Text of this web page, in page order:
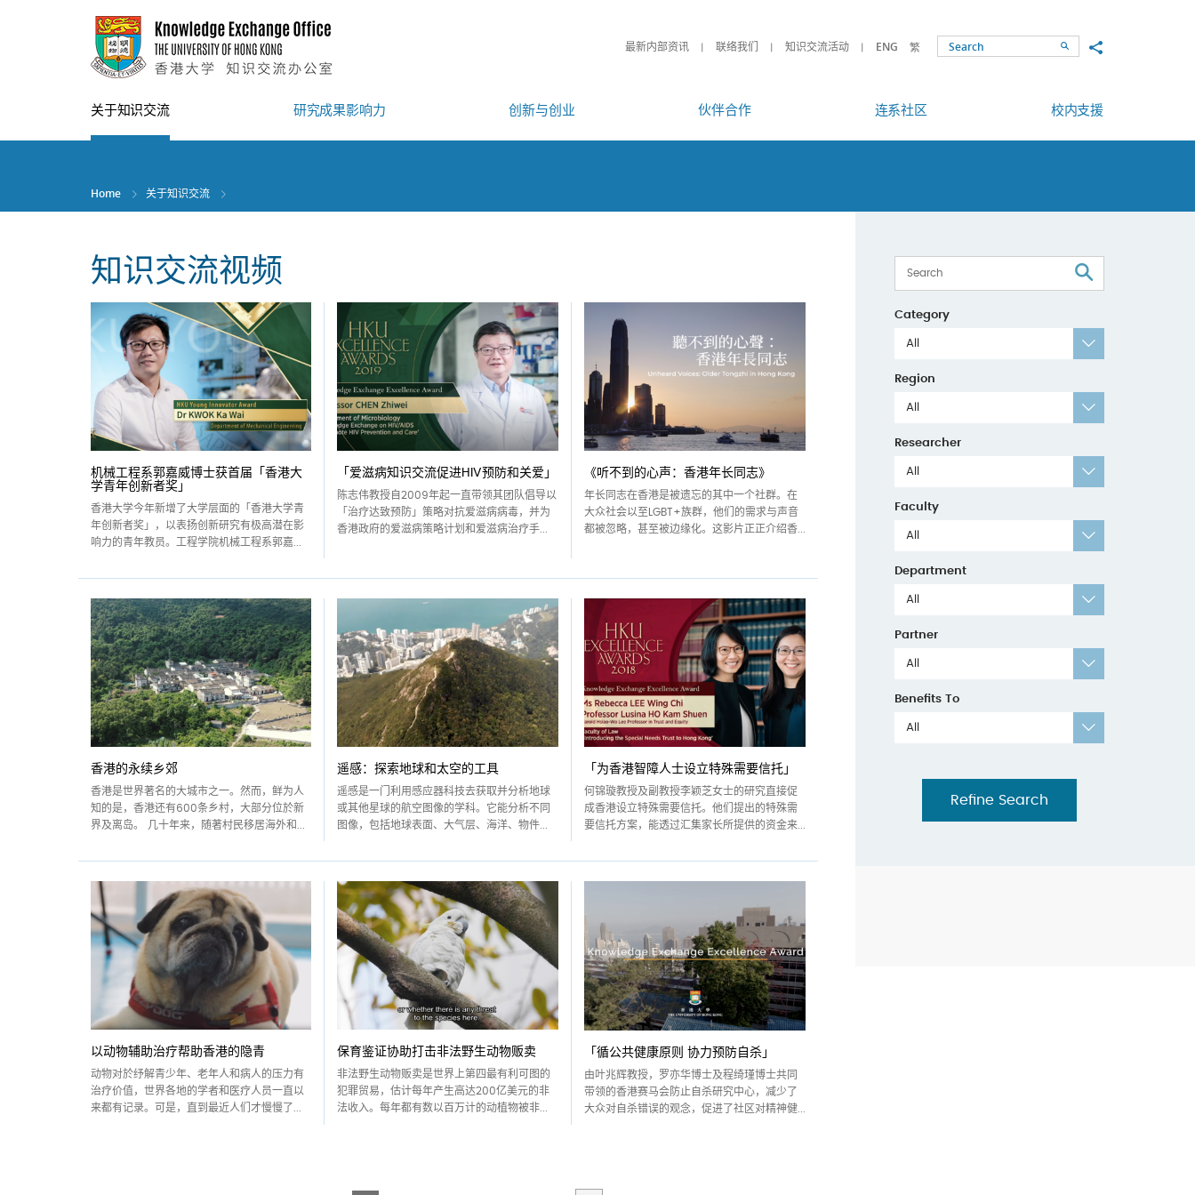
最新内部资讯 联络我们 知识交流活动 ENG 繁 SearchShare to
关于知识交流 研究成果影响力 创新与创业 伙伴合作 连系社区 校内支援
Home 关于知识交流
知识交流视频
机械工程系郭嘉威博士获首届「香港大
学青年创新者奖」
香港大学今年新增了大学层面的「香港大学青
年创新者奖」，以表扬创新研究有极高潜在影
响力的青年教员。工程学院机械工程系郭嘉...
「爱滋病知识交流促进HIV预防和关爱」
陈志伟教授自2009年起一直带领其团队倡导以
「治疗达致预防」策略对抗爱滋病病毒，并为
香港政府的爱滋病策略计划和爱滋病治疗手...
《听不到的心声：香港年长同志》
年长同志在香港是被遗忘的其中一个社群。在
大众社会以至LGBT+族群，他们的需求与声音
都被忽略，甚至被边缘化。这影片正正介绍香...
香港的永续乡郊
香港是世界著名的大城市之一。然而，鲜为人
知的是，香港还有600条乡村，大部分位於新
界及离岛。 几十年来，随著村民移居海外和...
遥感：探索地球和太空的工具
遥感是一门利用感应器科技去获取并分析地球
或其他星球的航空图像的学科。它能分析不同
图像，包括地球表面、大气层、海洋、物件...
「为香港智障人士设立特殊需要信托」
何锦璇教授及副教授李颖芝女士的研究直接促
成香港设立特殊需要信托。他们提出的特殊需
要信托方案，能透过汇集家长所提供的资金来...
以动物辅助治疗帮助香港的隐青
动物对於纾解青少年、老年人和病人的压力有
治疗价值，世界各地的学者和医疗人员一直以
来都有记录。可是，直到最近人们才慢慢了...
保育鉴证协助打击非法野生动物贩卖
非法野生动物贩卖是世界上第四最有利可图的
犯罪贸易，估计每年产生高达200亿美元的非
法收入。每年都有数以百万计的动植物被非...
「循公共健康原则 协力预防自杀」
由叶兆辉教授，罗亦华博士及程绮瑾博士共同
带领的香港赛马会防止自杀研究中心，减少了
大众对自杀错误的观念，促进了社区对精神健...
Category
All
Region
All
Researcher
All
Faculty
All
Department
All
Partner
All
Benefits To
All
Refine Search